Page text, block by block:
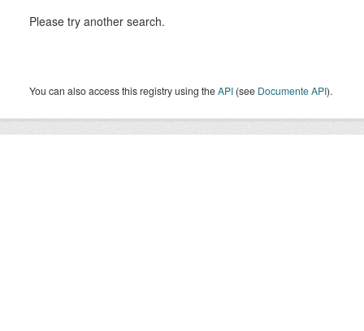
Please try another search.
You can also access this registry using theAPI (see Documente API).